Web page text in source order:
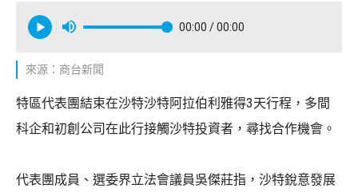
00:00 / 00:00
來源：商台新聞
特區代表團結束在沙特沙特阿拉伯利雅得3天行程，多間
科企和初創公司在此行接觸沙特投資者，尋找合作機會。
代表團成員、選委界立法會議員吳傑莊指，沙特銳意發展